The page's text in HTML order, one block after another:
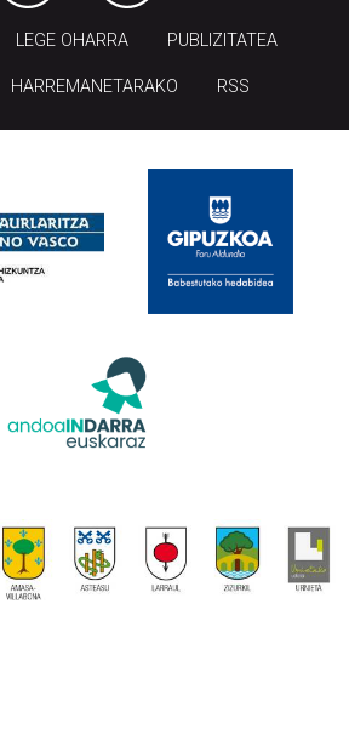
LEGE OHARRA PUBLIZITATEA
HARREMANETARAKO RSS